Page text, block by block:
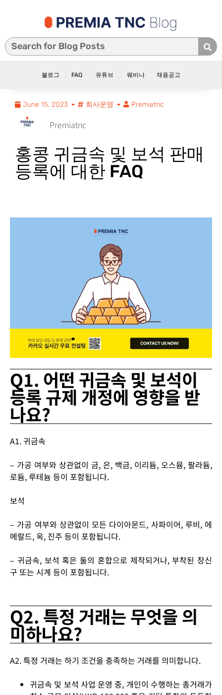
블로그 FAQ 유튜브 웨비나 채용공고
June 15, 2023 회사운영 Premiatnc
Premiatnc
홍콩 귀금속 및 보석 판매
등록에 대한 FAQ
Q1. 어떤 귀금속 및 보석이
등록 규제 개정에 영향을 받
나요?
A1.귀금속
– 가공 여부와 상관없이 금, 은, 백금, 이리듐, 오스뮴, 팔라듐,
로듐, 루테늄 등이 포함됩니다.
보석
– 가공 여부와 상관없이 모든 다이아몬드, 사파이어, 루비, 에
메랄드, 옥, 진주 등이 포함됩니다.
– 귀금속, 보석 혹은 둘의 혼합으로 제작되거나, 부착된 장신
구 또는 시계 등이 포함됩니다.
Q2. 특정 거래는 무엇을 의
미하나요?
A2. 특정 거래는 하기 조건을 충족하는 거래를 의미합니다.
귀금속 및 보석 사업 운영 중, 개인이 수행하는 총거래가